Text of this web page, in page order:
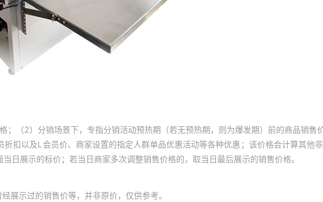
；（2）分销场景下，专指分销活动预热期（若无预热期，则为爆发期）前的商品销售
扣以及L会员价、商家设置的指定人群单品优惠活动等各种优惠；该价格会计算其他
日展示的标价；若当日商家多次调整销售价格的，取当日最后展示的销售价格。
展示过的销售价等，并非原价，仅供参考。